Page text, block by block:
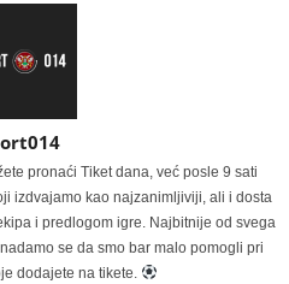
pronaći Tiket dana, već posle 9 sati
izdvajamo kao najzanimljiviji, ali i dosta
i predlogom igre. Najbitnije od svega
se da smo bar malo pomogli pri
dodajete na tikete.